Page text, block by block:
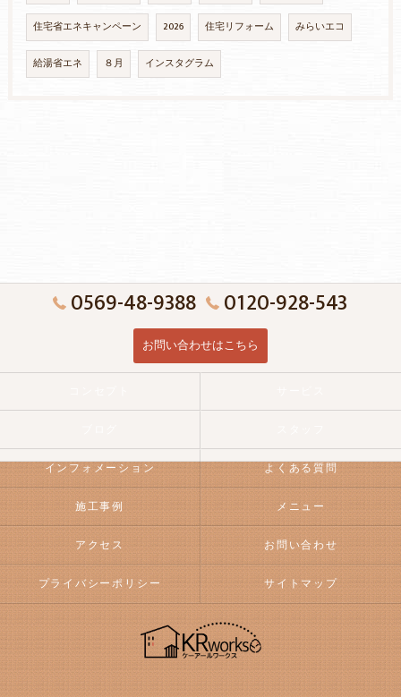
住宅省エネキャンペーン 2026 住宅リフォーム みらいエコ
給湯省エネ ８月 インスタグラム
0569-48-9388 0120-928-543
お問い合わせはこちら
インフォメーション よくある質問
施工事例 メニュー
アクセス お問い合わせ
プライバシーポリシー サイトマップ